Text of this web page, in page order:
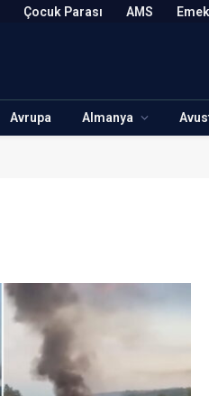
Çocuk Parası AMS
Avrupa Almanya